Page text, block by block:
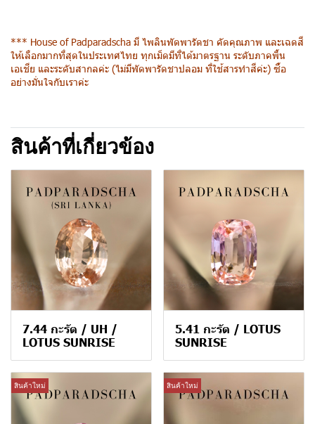
*** House of Padparadscha มี ไพลินพัดพารัดชา คัดคุณภาพ และเฉดสี
ให้เลือกมากที่สุดในประเทศไทย ทุกเม็ดมีที่ได้มาตรฐาน ระดับภาคพื้น
เอเชีย และระดับสากลค่ะ (ไม่มีพัดพารัดชาปลอม ที่ใช้สารทำสีค่ะ) ซื้อ
อย่างมั่นใจกับเราค่ะ
สินค้าที่เกี่ยวข้อง
7.44 กะรัต / UH /
LOTUS SUNRISE
5.41 กะรัต / LOTUS
SUNRISE
สินค้าใหม่ สินค้าใหม่